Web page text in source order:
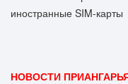
НОВОСТИ